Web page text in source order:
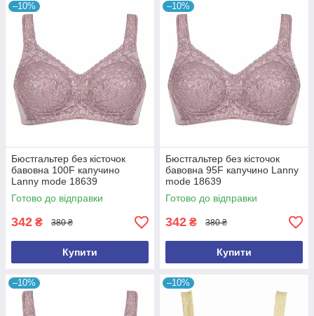
–10%
Бюстгальтер без кісточок
бавовна 100F капучино
Lanny mode 18639
Готово до відправки
342 ₴ 380 ₴
Купити
–10%
Бюстгальтер без кісточок
бавовна 95F капучино Lanny
mode 18639
Готово до відправки
342 ₴ 380 ₴
Купити
–10% –10%